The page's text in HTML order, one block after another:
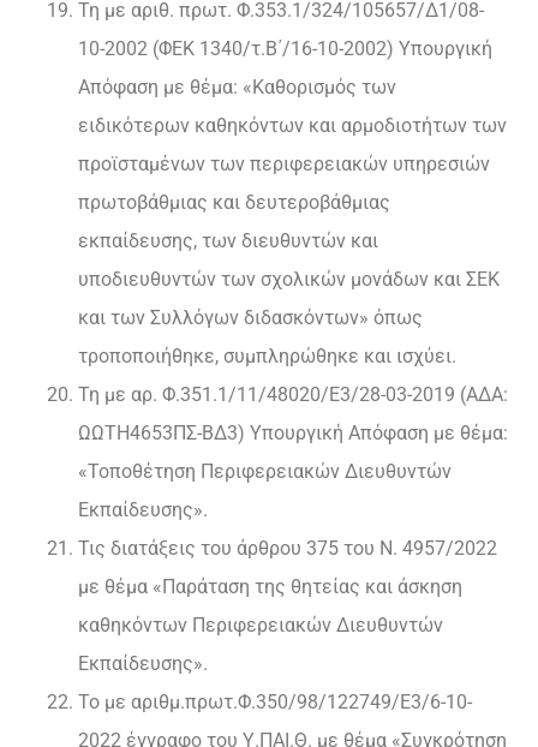
Τη με αριθ. πρωτ. Φ.353.1/324/105657/Δ1/08-
10-2002 (ΦΕΚ 1340/τ.Β΄/16-10-2002) Υπουργική
Απόφαση με θέμα: «Καθορισμός των
ειδικότερων καθηκόντων και αρμοδιοτήτων των
προϊσταμένων των περιφερειακών υπηρεσιών
πρωτοβάθμιας και δευτεροβάθμιας
εκπαίδευσης, των διευθυντών και
υποδιευθυντών των σχολικών μονάδων και ΣΕΚ
και των Συλλόγων διδασκόντων» όπως
τροποποιήθηκε, συμπληρώθηκε και ισχύει.
Τη με αρ. Φ.351.1/11/48020/Ε3/28-03-2019 (ΑΔΑ:
ΩΩΤΗ4653ΠΣ-ΒΔ3) Υπουργική Απόφαση με θέμα:
«Τοποθέτηση Περιφερειακών Διευθυντών
Εκπαίδευσης».
Τις διατάξεις του άρθρου 375 του Ν. 4957/2022
με θέμα «Παράταση της θητείας και άσκηση
καθηκόντων Περιφερειακών Διευθυντών
Εκπαίδευσης».
Το με αριθμ.πρωτ.Φ.350/98/122749/Ε3/6-10-
2022 έγγραφο του Υ.ΠΑΙ.Θ. με θέμα «Συγκρότηση